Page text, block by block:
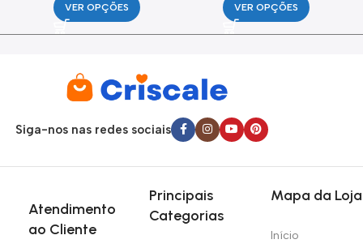
VER OPÇÕES VER OPÇÕES
Siga-nos nas redes sociais
Atendimento
ao Cliente
Principais
Categorias
Mapa da Loja
Início